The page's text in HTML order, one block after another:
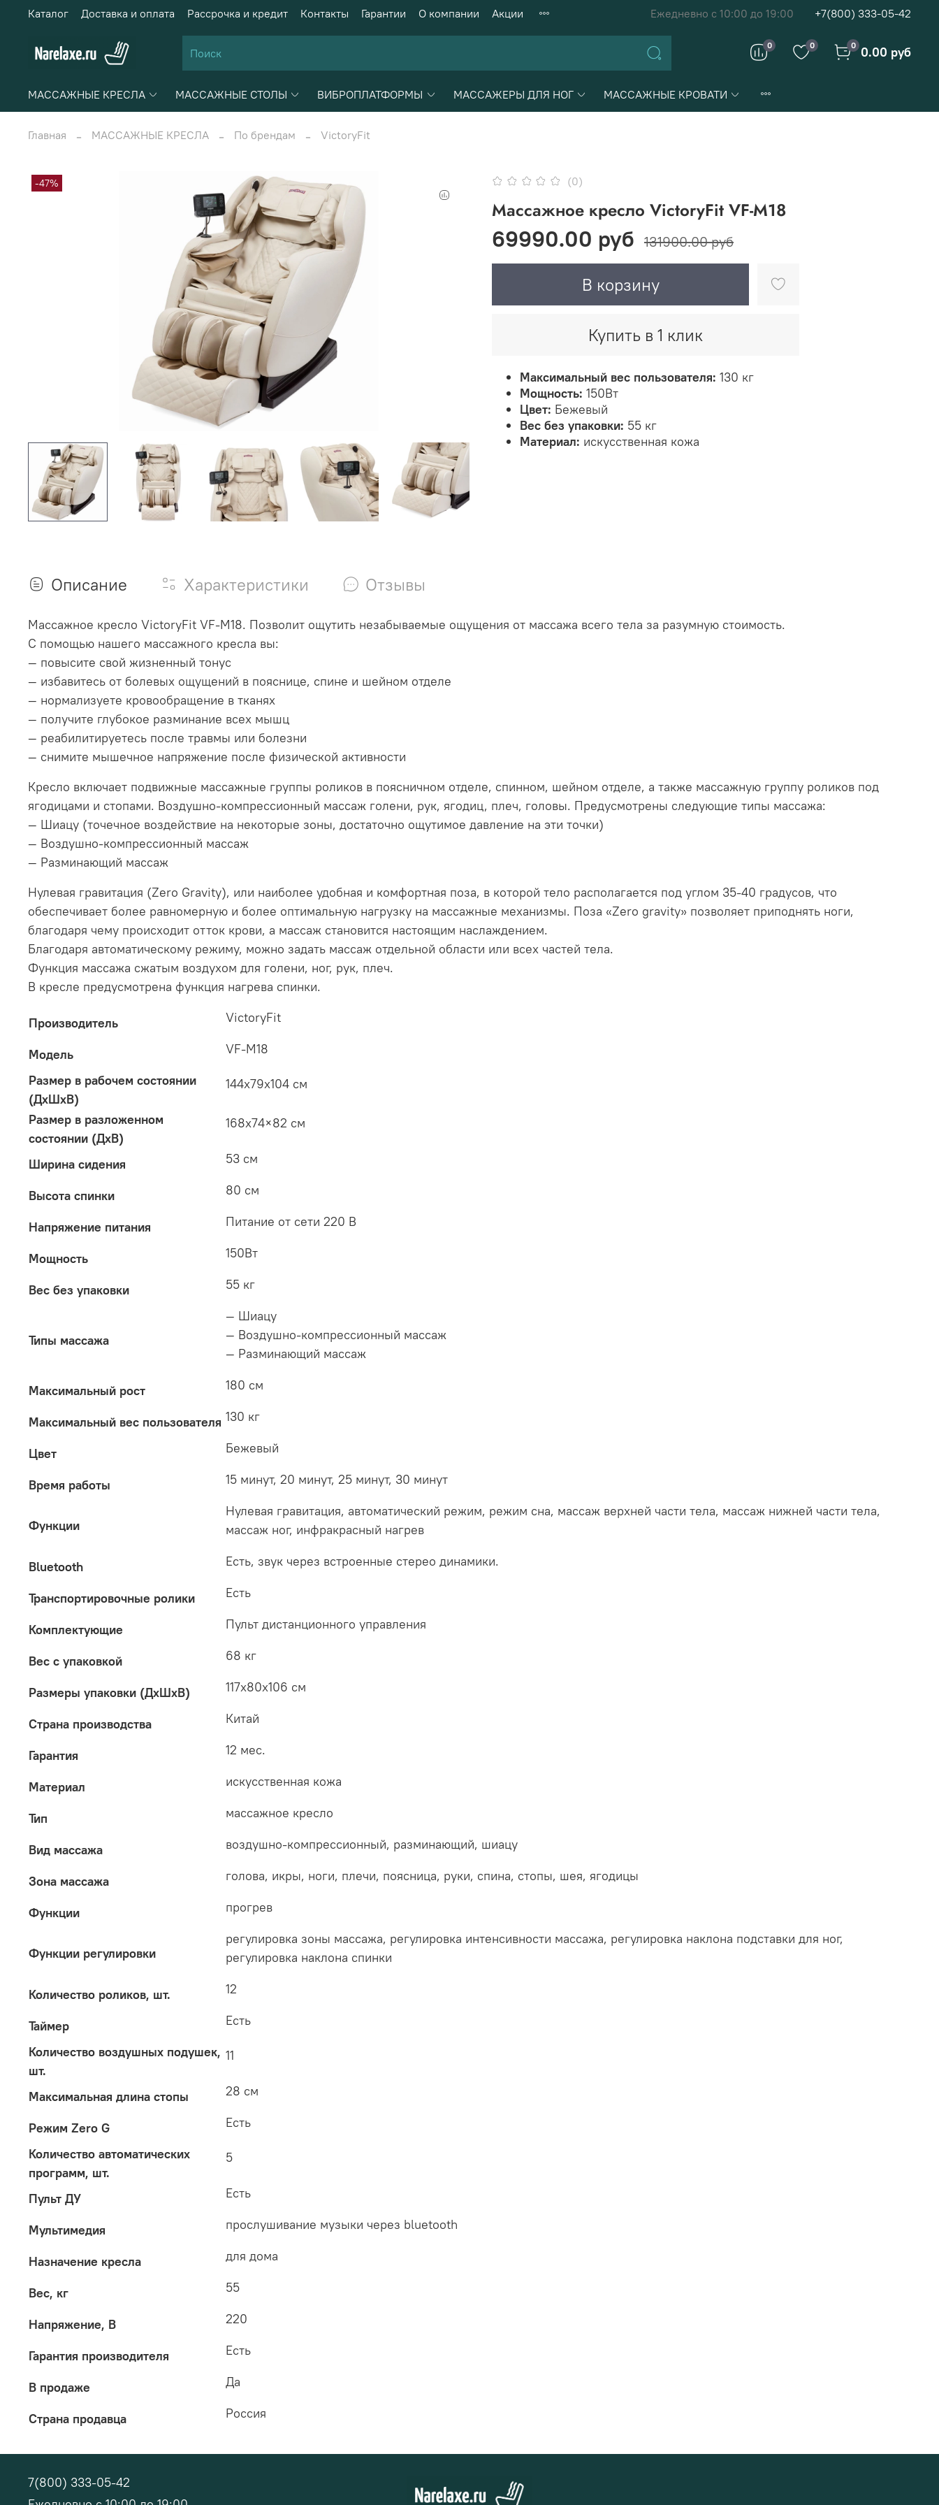
Каталог Доставка и оплата Рассрочка и кредит Контакты Гарантии О компании Акции Ежедневно с 10:00 до 19:00 +7(800) 333-05-42
0 0 0 0.00 руб
МАССАЖНЫЕ КРЕСЛА МАССАЖНЫЕ СТОЛЫ ВИБРОПЛАТФОРМЫ МАССАЖЕРЫ ДЛЯ НОГ МАССАЖНЫЕ КРОВАТИ
Главная МАССАЖНЫЕ КРЕСЛА По брендам VictoryFit
-47% (0)
Массажное кресло VictoryFit VF-M18
69990.00 руб 131900.00 руб
В корзину
Купить в 1 клик
Максимальный вес пользователя: 130 кг
Мощность: 150Вт
Цвет: Бежевый
Вес без упаковки: 55 кг
Материал: искусственная кожа
Описание Характеристики Отзывы
Массажное кресло VictoryFit VF-M18. Позволит ощутить незабываемые ощущения от массажа всего тела за разумную стоимость.
С помощью нашего массажного кресла вы:
— повысите свой жизненный тонус
— избавитесь от болевых ощущений в пояснице, спине и шейном отделе
— нормализуете кровообращение в тканях
— получите глубокое разминание всех мышц
— реабилитируетесь после травмы или болезни
— снимите мышечное напряжение после физической активности
Кресло включает подвижные массажные группы роликов в поясничном отделе, спинном, шейном отделе, а также массажную группу роликов под
ягодицами и стопами. Воздушно-компрессионный массаж голени, рук, ягодиц, плеч, головы. Предусмотрены следующие типы массажа:
— Шиацу (точечное воздействие на некоторые зоны, достаточно ощутимое давление на эти точки)
— Воздушно-компрессионный массаж
— Разминающий массаж
Нулевая гравитация (Zero Gravity), или наиболее удобная и комфортная поза, в которой тело располагается под углом 35-40 градусов, что
обеспечивает более равномерную и более оптимальную нагрузку на массажные механизмы. Поза «Zero gravity» позволяет приподнять ноги,
благодаря чему происходит отток крови, а массаж становится настоящим наслаждением.
Благодаря автоматическому режиму, можно задать массаж отдельной области или всех частей тела.
Функция массажа сжатым воздухом для голени, ног, рук, плеч.
В кресле предусмотрена функция нагрева спинки.
Производитель VictoryFit
Модель
VF-M18
Размер в рабочем состоянии
(ДxШxВ)
144x79x104 см
Размер в разложенном
состоянии (ДхВ)
168х74×82 см
Ширина сидения 53 см
Высота спинки 80 см
Напряжение питания Питание от сети 220 В
Мощность 150Вт
Вес без упаковки 55 кг
Типы массажа
— Шиацу
— Воздушно-компрессионный массаж
— Разминающий массаж
Максимальный рост 180 см
Максимальный вес пользователя 130 кг
Цвет Бежевый
Время работы 15 минут, 20 минут, 25 минут, 30 минут
Функции
Нулевая гравитация, автоматический режим, режим сна, массаж верхней части тела, массаж нижней части тела,
массаж ног, инфракрасный нагрев
Bluetooth Есть, звук через встроенные стерео динамики.
Транспортировочные ролики Есть
Комплектующие Пульт дистанционного управления
Вес с упаковкой 68 кг
Размеры упаковки (ДxШxВ) 117x80x106 см
Страна производства Китай
Гарантия 12 мес.
Материал искусственная кожа
Тип массажное кресло
Вид массажа воздушно-компрессионный, разминающий, шиацу
Зона массажа голова, икры, ноги, плечи, поясница, руки, спина, стопы, шея, ягодицы
Функции прогрев
Функции регулировки
регулировка зоны массажа, регулировка интенсивности массажа, регулировка наклона подставки для ног,
регулировка наклона спинки
Количество роликов, шт. 12
Таймер
Есть
Количество воздушных подушек,
шт.
11
Максимальная длина стопы 28 см
Режим Zero G
Есть
Количество автоматических
программ, шт.
5
Пульт ДУ Есть
Мультимедия прослушивание музыки через bluetooth
Назначение кресла для дома
Вес, кг 55
Напряжение, В 220
Гарантия производителя Есть
В продаже Да
Страна продавца Россия
7(800) 333-05-42